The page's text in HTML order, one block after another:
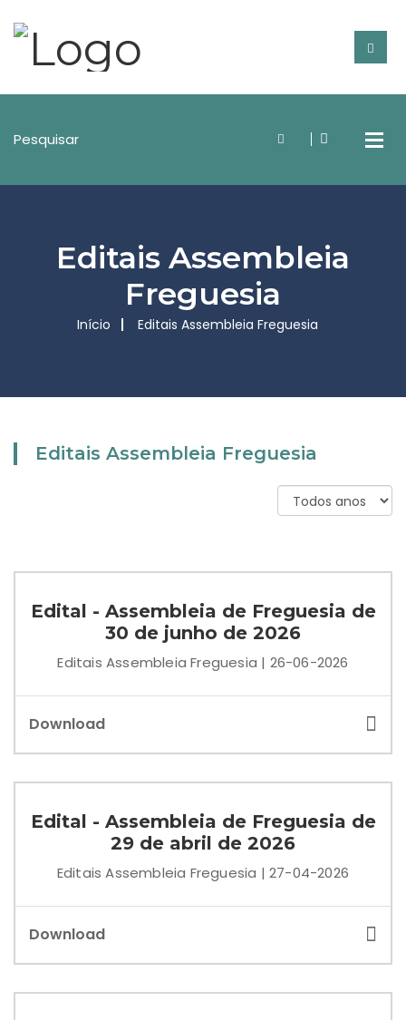
Editais Assembleia
Freguesia
Início Editais Assembleia Freguesia
Editais Assembleia Freguesia
Edital - Assembleia de Freguesia de
30 de junho de 2026
Editais Assembleia Freguesia | 26-06-2026
Download
Edital - Assembleia de Freguesia de
29 de abril de 2026
Editais Assembleia Freguesia | 27-04-2026
Download